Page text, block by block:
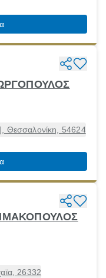
Θεσσαλονίκη, 54624
26332